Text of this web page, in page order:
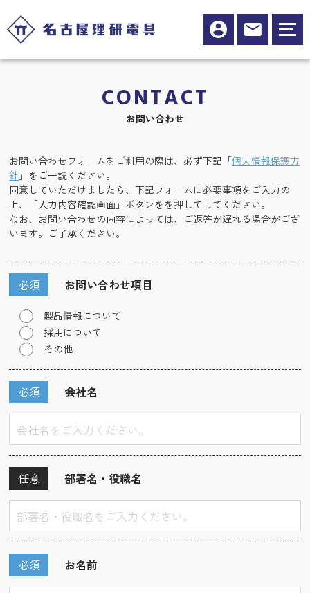
CONTACT
お問い合わせ
お問い合わせフォームをご利用の際は、必ず下記「個人情報保護方
針 」をご一読ください。
同意していただけましたら、下記フォームに必要事項をご入力の
上、「入力内容確認画面」ボタンをを押してしてください。
なお、お問い合わせの内容によっては、ご返答が遅れる場合がござ
います。ご了承ください。
お問い合わせ項目
必須
製品情報について
採用について
その他
会社名
必須
部署名・役職名
任意
お名前
必須